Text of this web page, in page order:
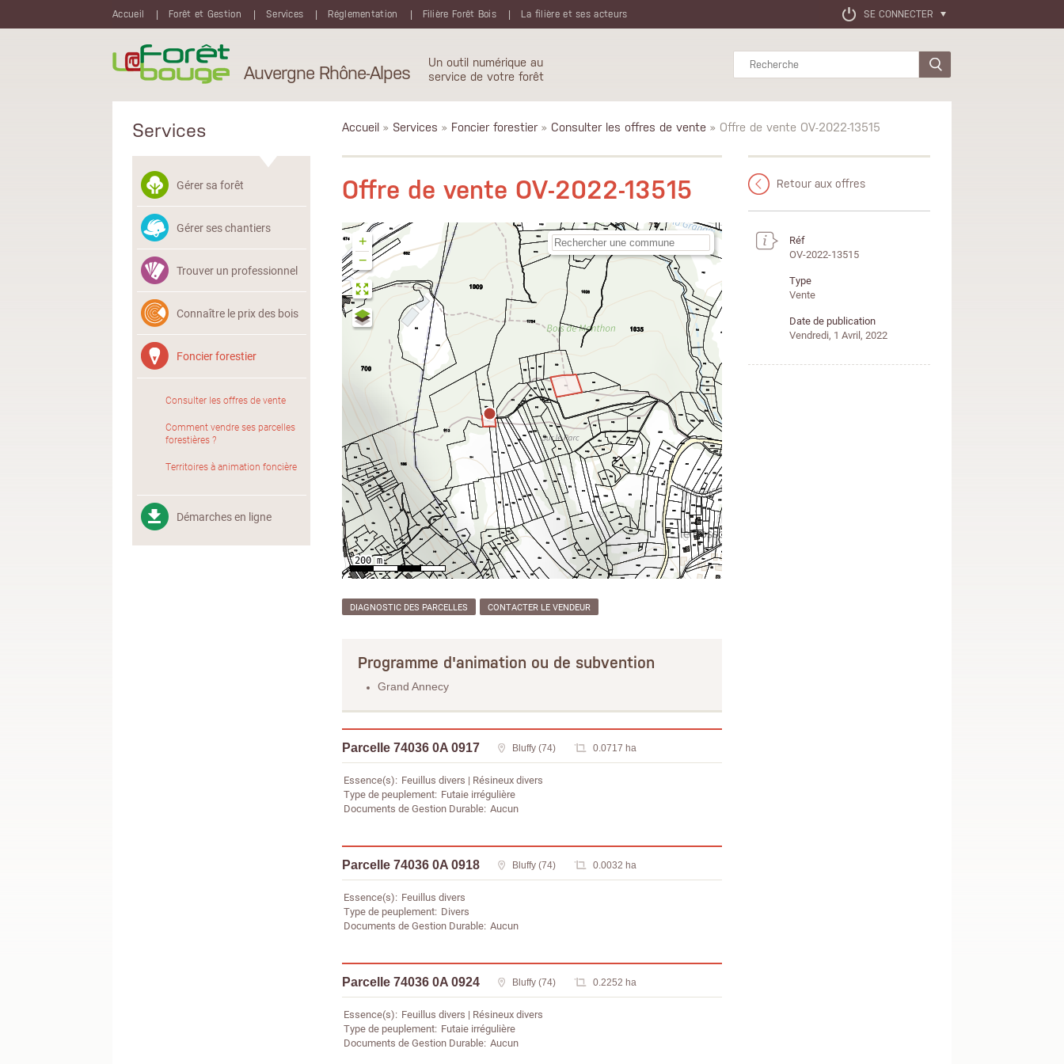
Accueil
Forêt et Gestion Services Réglementation Filière Forêt Bois La filière et ses acteurs SE CONNECTER
Auvergne Rhône-Alpes
Un outil numérique au
service de votre forêt
Rechercher
Services
Gérer sa forêt
Gérer ses chantiers
Trouver un professionnel
Connaître le prix des bois
Foncier forestier
Consulter les offres de vente
Comment vendre ses parcelles
forestières ?
Territoires à animation foncière
Démarches en ligne
Accueil » Services » Foncier forestier» Consulter les offres de vente » Offre de vente OV-2022-13515
Offre de vente OV-2022-13515
+
−
DIAGNOSTIC DES PARCELLES CONTACTER LE VENDEUR
Programme d'animation ou de subvention
Grand Annecy
Parcelle 74036 0A 0917 Bluffy (74) 0.0717 ha
Essence(s) Feuillus divers
Résineux divers
Type de peuplement Futaie irrégulière
Documents de Gestion Durable Aucun
Parcelle 74036 0A 0918 Bluffy (74) 0.0032 ha
Essence(s) Feuillus divers
Type de peuplement Divers
Documents de Gestion Durable Aucun
Parcelle 74036 0A 0924 Bluffy (74) 0.2252 ha
Essence(s) Feuillus divers
Résineux divers
Type de peuplement Futaie irrégulière
Documents de Gestion Durable Aucun
Retour aux offres
Réf
OV-2022-13515
Type
Vente
Date de publication
Vendredi, 1 Avril, 2022